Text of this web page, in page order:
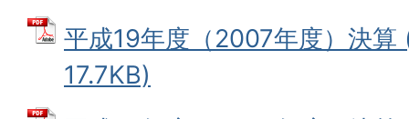
平成19年度（2007年度）決算
17.7KB)